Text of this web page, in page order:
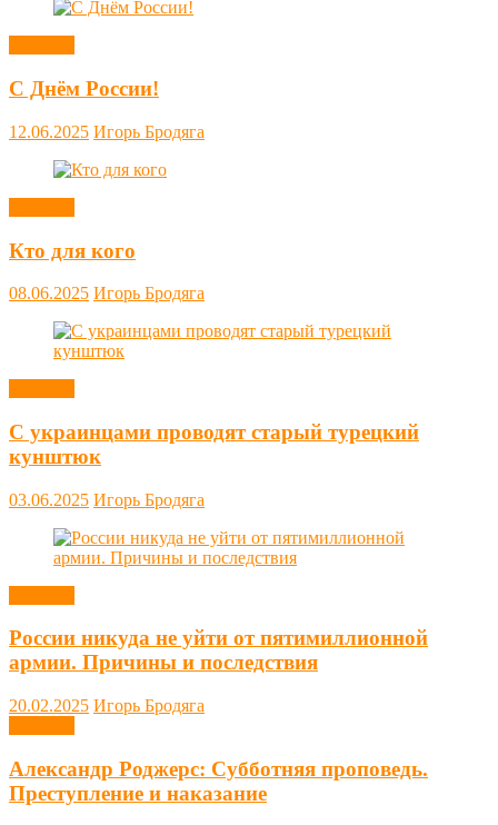
С Днём России!
12.06.2025 Игорь Бродяга
Кто для кого
08.06.2025 Игорь Бродяга
С украинцами проводят старый турецкий
кунштюк
03.06.2025 Игорь Бродяга
России никуда не уйти от пятимиллионной
армии. Причины и последствия
20.02.2025 Игорь Бродяга
Александр Роджерс: Субботняя проповедь.
Преступление и наказание